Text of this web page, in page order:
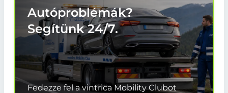
Autóproblémák?
Segítünk24/7.
Fedezze fel a vintrica Mobility Clubot